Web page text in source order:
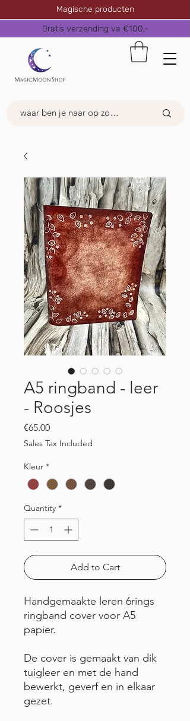
Magische producten
Gratis verzending va €100,-
A5 ringband - leer
- Roosjes
€65.00Price
Sales Tax Included
Kleur *
Quantity *
Add to Cart
Handgemaakte leren 6rings
ringband cover voor A5
papier.
De cover is gemaakt van dik
tuigleer en met de hand
bewerkt, geverf en in elkaar
gezet.